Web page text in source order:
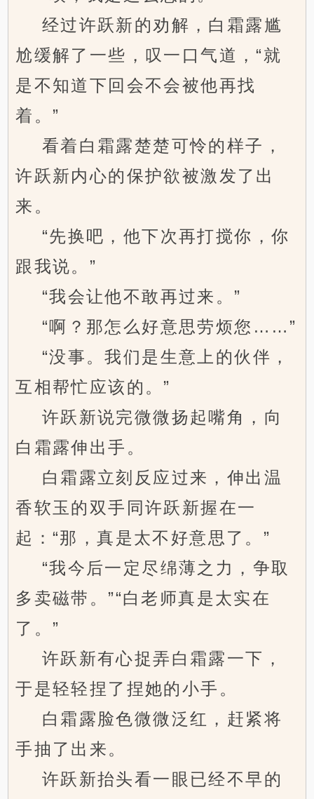
经过许跃新的劝解，白霜露尴
尬缓解了一些，叹一口气道，“就
是不知道下回会不会被他再找
着。”
看着白霜露楚楚可怜的样子，
许跃新内心的保护欲被激发了出
来。
“先换吧，他下次再打搅你，你
跟我说。”
“我会让他不敢再过来。”
“啊？那怎么好意思劳烦您……”
“没事。我们是生意上的伙伴，
互相帮忙应该的。”
许跃新说完微微扬起嘴角，向
白霜露伸出手。
白霜露立刻反应过来，伸出温
香软玉的双手同许跃新握在一
起：“那，真是太不好意思了。”
“我今后一定尽绵薄之力，争取
多卖磁带。”“白老师真是太实在
了。”
许跃新有心捉弄白霜露一下，
于是轻轻捏了捏她的小手。
白霜露脸色微微泛红，赶紧将
手抽了出来。
许跃新抬头看一眼已经不早的